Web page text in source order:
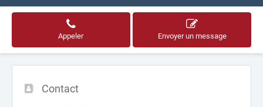
Appeler Envoyer un message
Contact